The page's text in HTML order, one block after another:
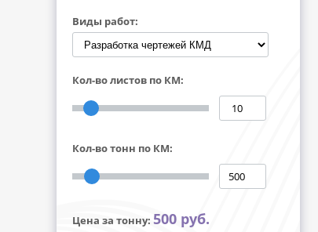
Виды работ:
Кол-во листов по КМ:
Кол-во тонн по КМ:
Цена за тонну: 500 руб.